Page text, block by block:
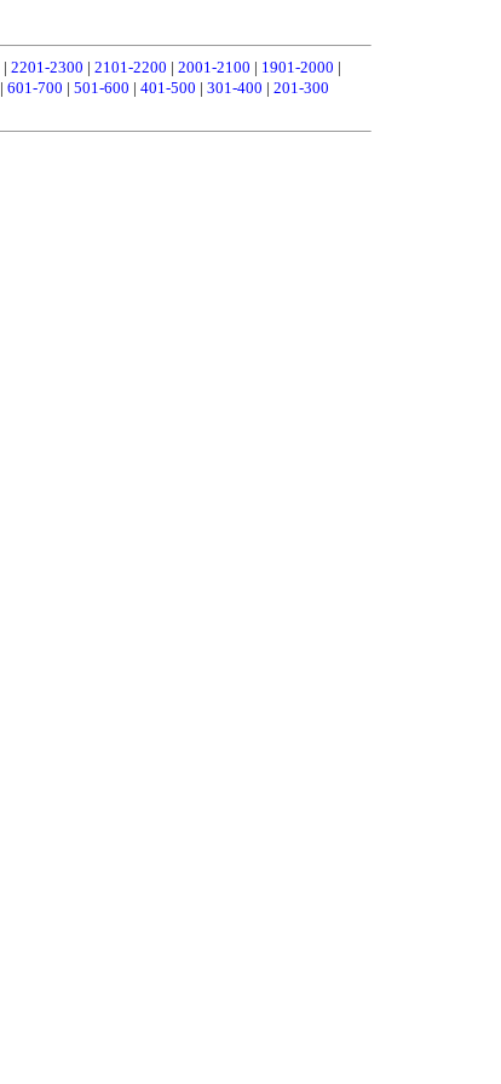
| 2201-2300 | 2101-2200 | 2001-2100 | 1901-2000 |
| 601-700 | 501-600 | 401-500 | 301-400 | 201-300